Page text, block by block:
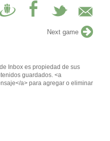
Next game
Inbox es propiedad de sus
guardados. <a
a> para agregar o eliminar